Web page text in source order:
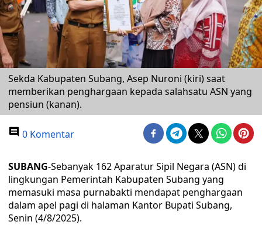
Sekda Kabupaten Subang, Asep Nuroni (kiri) saat
memberikan penghargaan kepada salahsatu ASN yang
pensiun (kanan).
0 Komentar
SUBANG-Sebanyak 162 Aparatur Sipil Negara (ASN) di
lingkungan Pemerintah Kabupaten Subang yang
memasuki masa purnabakti mendapat penghargaan
dalam apel pagi di halaman Kantor Bupati Subang,
Senin (4/8/2025).